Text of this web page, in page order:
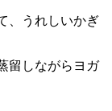
、うれしいかぎ
留しながらヨガ